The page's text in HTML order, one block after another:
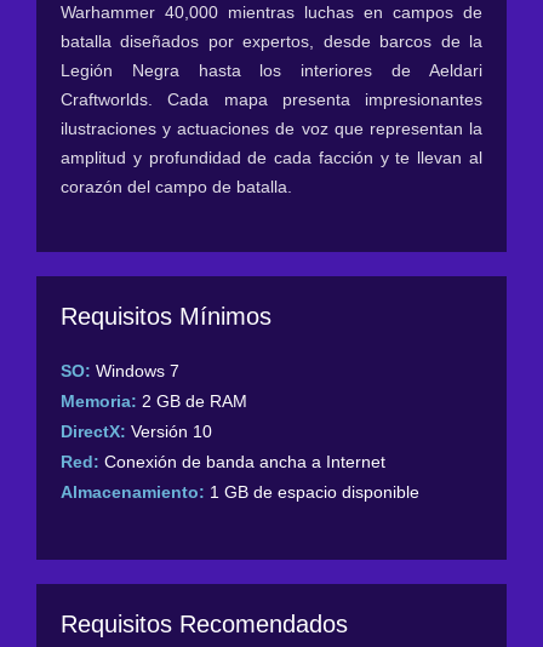
Warhammer 40,000 mientras luchas en campos de
batalla diseñados por expertos, desde barcos de la
Legión Negra hasta los interiores de Aeldari
Craftworlds. Cada mapa presenta impresionantes
ilustraciones y actuaciones de voz que representan la
amplitud y profundidad de cada facción y te llevan al
corazón del campo de batalla.
Requisitos Mínimos
SO: Windows 7
Memoria: 2 GB de RAM
DirectX: Versión 10
Red: Conexión de banda ancha a Internet
Almacenamiento: 1 GB de espacio disponible
Requisitos Recomendados